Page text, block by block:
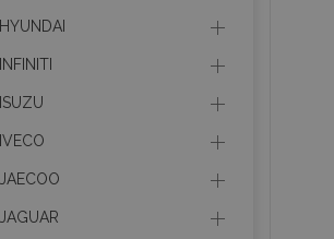
HYUNDAI
INFINITI
ISUZU
IVECO
JAECOO
JAGUAR